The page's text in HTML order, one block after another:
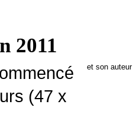
2011
(47 x
et son